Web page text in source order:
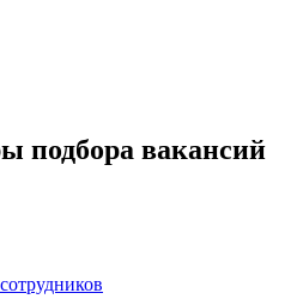
подбора вакансий